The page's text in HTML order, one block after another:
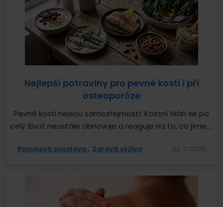
Nejlepší potraviny pro pevné kosti i při
osteoporóze
Pevné kosti nejsou samozřejmostí. Kostní tkáň se po
celý život neustále obnovuje a reaguje na to, co jíme,...
Pohybová soustava Zdravá výživa 22. 7. 2026